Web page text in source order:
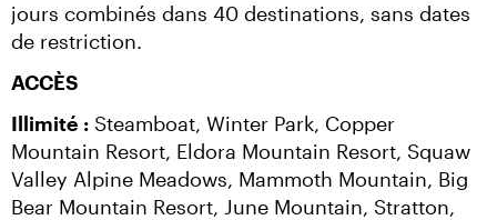
jours combinés dans 40 destinations, sans dates
de restriction.
ACCÈS
Illimité : Steamboat, Winter Park, Copper
Mountain Resort, Eldora Mountain Resort, Squaw
Valley Alpine Meadows, Mammoth Mountain, Big
Bear Mountain Resort, June Mountain, Stratton,